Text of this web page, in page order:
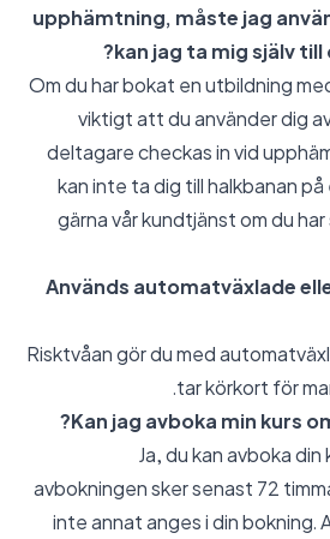
upphämtning, måste jag
kan jag ta mig själv till
Om du har bokat en utbildning
viktigt att du använder dig
deltagare checkas in vid
kan inte ta dig till halkbanan
gärna vår kundtjänst om du
Används automatväxlade
Risktvåan gör du med
tar körkort för
Kan jag avboka min kurs
Ja, du kan avboka
avbokningen sker senast 72
inte annat anges i din bokning.